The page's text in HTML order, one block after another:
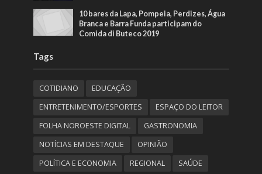
10 bares da Lapa, Pompeia, Perdizes, Água
Branca e Barra Funda participam do
Comida di Buteco 2019
Tags
COTIDIANO
EDUCAÇÃO
ENTRETENIMENTO/ESPORTES
ESPAÇO DO LEITOR
FOLHA NOROESTE DIGITAL
GASTRONOMIA
NOTÍCIAS EM DESTAQUE
OPINIÃO
POLÍTICA E ECONOMIA
REGIONAL SAÚDE